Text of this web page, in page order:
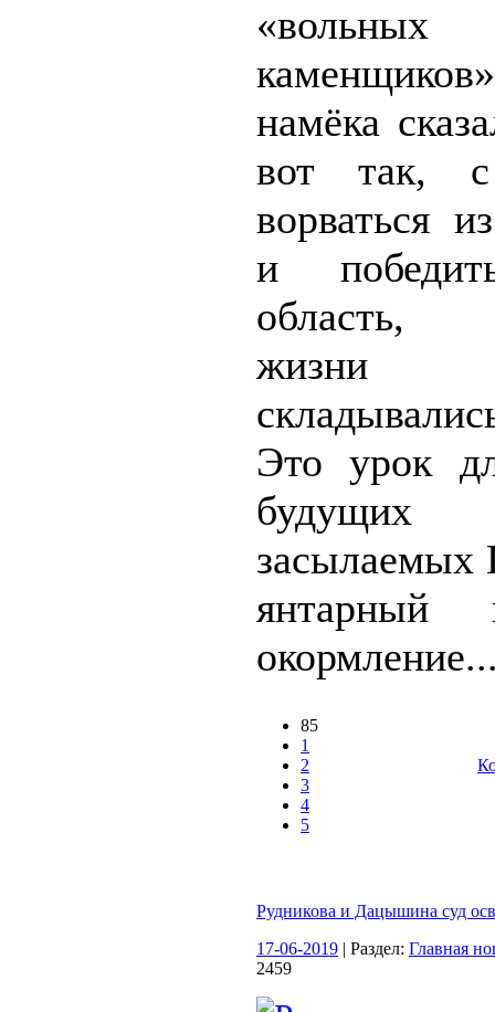
«вольных
намёка
вот так, с
ворваться
и
область,
жизни
Это урок
будущих
засылаемых
янтарный
85
1
2
3
4
5
Рудникова и Дацышина суд
17-06-2019 | Раздел: Главная
2459